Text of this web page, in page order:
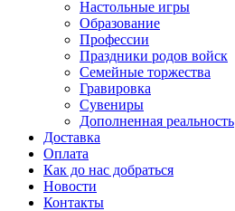
Настольные игры
Образование
Профессии
Праздники родов войск
Семейные торжества
Гравировка
Сувениры
Дополненная реальность
Доставка
Оплата
Как до нас добраться
Новости
Контакты